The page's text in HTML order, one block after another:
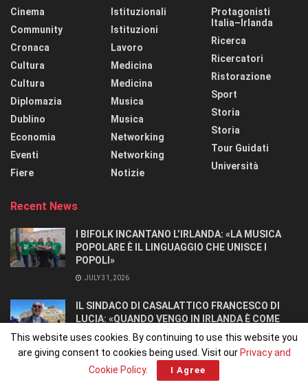
Cinema
Community
Cronaca
Cultura
Cultura
Diplomazia
Dublino
Economia
Eventi
Fiere
Istituzionali
Istituzioni
Lavoro
Medicina
Medicina
Musica
Musica
Networking
Networking
Notizie
Protagonisti
Italia–Irlanda
Ricerca
Ricercatori
Ristorazione
Sport
Storia
Storia
Tour Guidati
Università
Recent News
I BIFOLK INCANTANO L’IRLANDA: «LA MUSICA
POPOLARE È IL LINGUAGGIO CHE UNISCE I
POPOLI»
JULY 31, 2026
IL SINDACO DI CASALATTICO FRANCESCO DI
LUCIA: «QUANDO VENGO IN IRLANDA È COME
TORNARE A CASA».
JULY 27, 2026
This website uses cookies. By continuing to use this website you
are giving consent to cookies being used. Visit our Privacy and
Cookie Policy. I Agree